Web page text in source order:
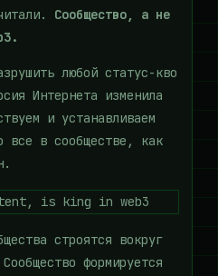
Сообщество, а не
любой статус-кво
Интернета изменила
и устанавливаем
все в сообществе, как
строятся вокруг
формируется